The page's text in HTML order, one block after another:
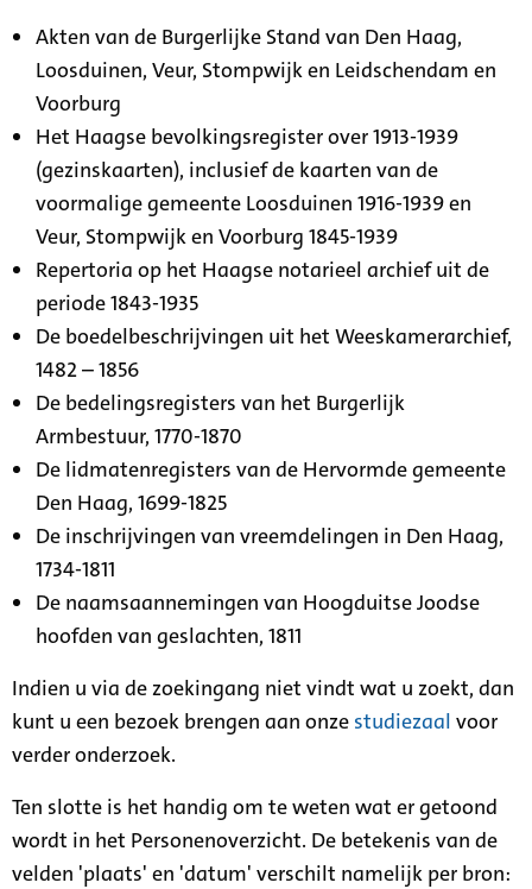
Akten van de Burgerlijke Stand van Den Haag,
Loosduinen, Veur, Stompwijk en Leidschendam en
Voorburg
Het Haagse bevolkingsregister over 1913-1939
(gezinskaarten), inclusief de kaarten van de
voormalige gemeente Loosduinen 1916-1939 en
Veur, Stompwijk en Voorburg 1845-1939
Repertoria op het Haagse notarieel archief uit de
periode 1843-1935
De boedelbeschrijvingen uit het Weeskamerarchief,
1482 – 1856
De bedelingsregisters van het Burgerlijk
Armbestuur, 1770-1870
De lidmatenregisters van de Hervormde gemeente
Den Haag, 1699-1825
De inschrijvingen van vreemdelingen in Den Haag,
1734-1811
De naamsaannemingen van Hoogduitse Joodse
hoofden van geslachten, 1811
Indien u via de zoekingang niet vindt wat u zoekt, dan
kunt u een bezoek brengen aan onze studiezaal voor
verder onderzoek.
Ten slotte is het handig om te weten wat er getoond
wordt in het Personenoverzicht. De betekenis van de
velden 'plaats' en 'datum' verschilt namelijk per bron: